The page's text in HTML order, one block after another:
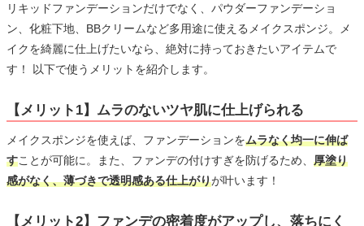
リキッドファンデーションだけでなく、パウダーファンデーショ
ン、化粧下地、BBクリームなど多用途に使えるメイクスポンジ。メ
イクを綺麗に仕上げたいなら、絶対に持っておきたいアイテムで
す！ 以下で使うメリットを紹介します。
【メリット1】ムラのないツヤ肌に仕上げられる
メイクスポンジを使えば、ファンデーションをムラなく均一に伸ば
すことが可能に。また、ファンデの付けすぎを防げるため、 厚塗り
感がなく、薄づきで透明感ある仕上がりが叶います！
【メリット2】ファンデの密着度がアップし、落ちにく